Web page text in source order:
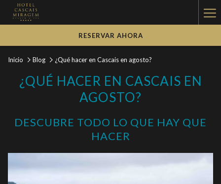
RESERVAR AHORA
Inicio Blog ¿Qué hacer en Cascais en agosto?
¿QUÉ HACER EN CASCAIS EN
AGOSTO?
DESCUBRE TODO LO QUE HAY QUE
HACER